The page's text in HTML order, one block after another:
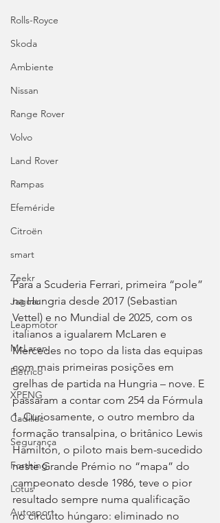
Rolls-Royce
Skoda
Ambiente
Nissan
Range Rover
Volvo
Land Rover
Rampas
Efeméride
Citroën
smart
Zeekr
Jaguar
Leapmotor
McLaren
Elétrico
XPENG
Cadillac
Segurança
Forthing
Lotus
Autosport
Para a Scuderia Ferrari, primeira “pole”
na Hungria desde 2017 (Sebastian
Vettel) e no Mundial de 2025, com os
italianos a igualarem McLaren e
Mercedes no topo da lista das equipas
com mais primeiras posições em
grelhas de partida na Hungria – nove. E
passaram a contar com 254 da Fórmula
1. Curiosamente, o outro membro da
formação transalpina, o britânico Lewis
Hamilton, o piloto mais bem-sucedido
neste Grande Prémio no “mapa” do
campeonato desde 1986, teve o pior
resultado sempre numa qualificação
no circuito húngaro: eliminado no